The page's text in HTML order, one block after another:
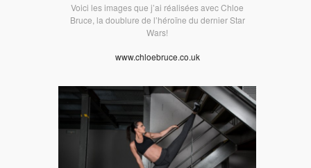
Voici les images que j’ai réalisées avec Chloe
Bruce, la doublure de l’héroïne du dernier Star
Wars!
www.chloebruce.co.uk